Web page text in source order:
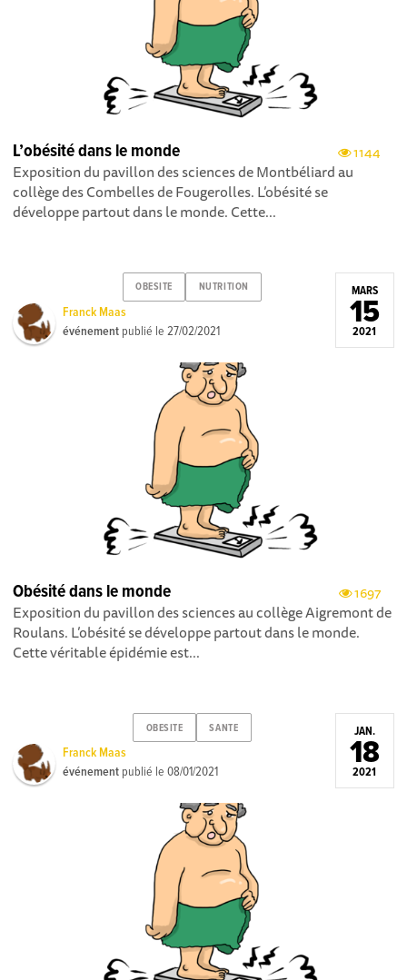
1144
L’obésité dans le monde
Exposition du pavillon des sciences de Montbéliard au
collège des Combelles de Fougerolles. L’obésité se
développe partout dans le monde. Cette...
OBESITE NUTRITION
Franck Maas
événement publié le27/02/2021
MARS
15
2021
1697
Obésité dans le monde
Exposition du pavillon des sciences au collège Aigremont de
Roulans. L’obésité se développe partout dans le monde.
Cette véritable épidémie est...
OBESITE SANTE
Franck Maas
événement publié le08/01/2021
JAN.
18
2021